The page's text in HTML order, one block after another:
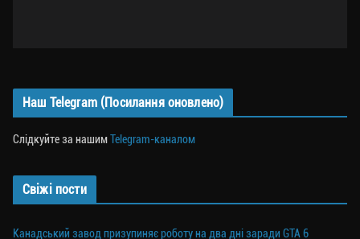
Наш Telegram (Посилання оновлено)
Слідкуйте за нашимTelegram-каналом
Свіжі пости
Канадський завод призупиняє роботу на два дні заради GTA 6